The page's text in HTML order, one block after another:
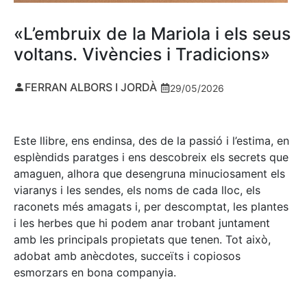
«L’embruix de la Mariola i els seus
voltans. Vivències i Tradicions»
FERRAN ALBORS I JORDÀ 29/05/2026
Este llibre, ens endinsa, des de la passió i l’estima, en
esplèndids paratges i ens descobreix els secrets que
amaguen, alhora que desengruna minuciosament els
viaranys i les sendes, els noms de cada lloc, els
raconets més amagats i, per descomptat, les plantes
i les herbes que hi podem anar trobant juntament
amb les principals propietats que tenen. Tot això,
adobat amb anècdotes, succeïts i copiosos
esmorzars en bona companyia.